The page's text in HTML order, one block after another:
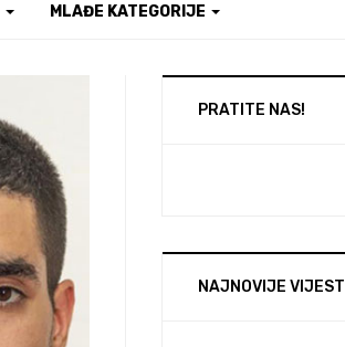
MLAĐE KATEGORIJE
PRATITE NAS!
NAJNOVIJE VIJESTI